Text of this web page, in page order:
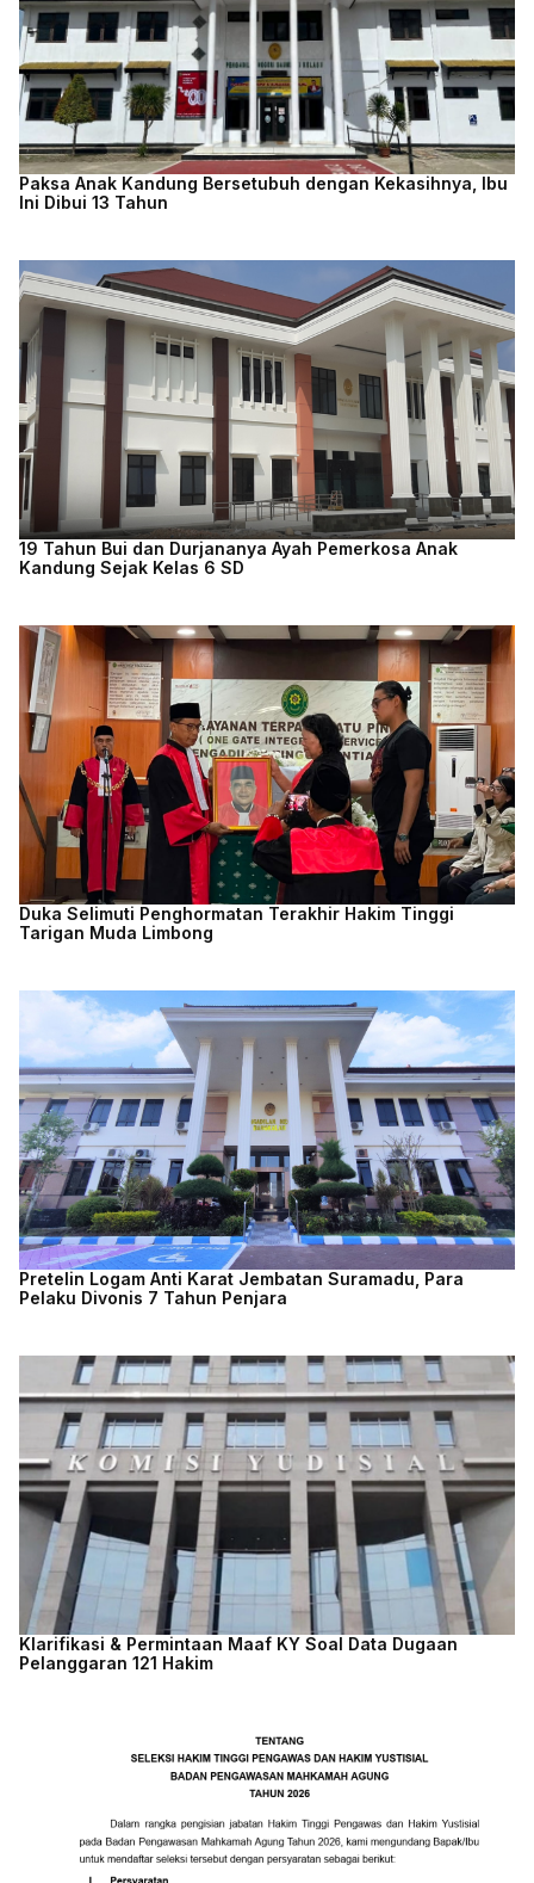
Paksa Anak Kandung Bersetubuh dengan Kekasihnya, Ibu
Ini Dibui 13 Tahun
19 Tahun Bui dan Durjananya Ayah Pemerkosa Anak
Kandung Sejak Kelas 6 SD
Duka Selimuti Penghormatan Terakhir Hakim Tinggi
Tarigan Muda Limbong
Pretelin Logam Anti Karat Jembatan Suramadu, Para
Pelaku Divonis 7 Tahun Penjara
Klarifikasi & Permintaan Maaf KY Soal Data Dugaan
Pelanggaran 121 Hakim